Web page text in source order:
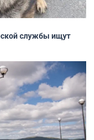
службы ищут